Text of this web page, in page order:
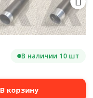
В наличии 10 шт
В корзину